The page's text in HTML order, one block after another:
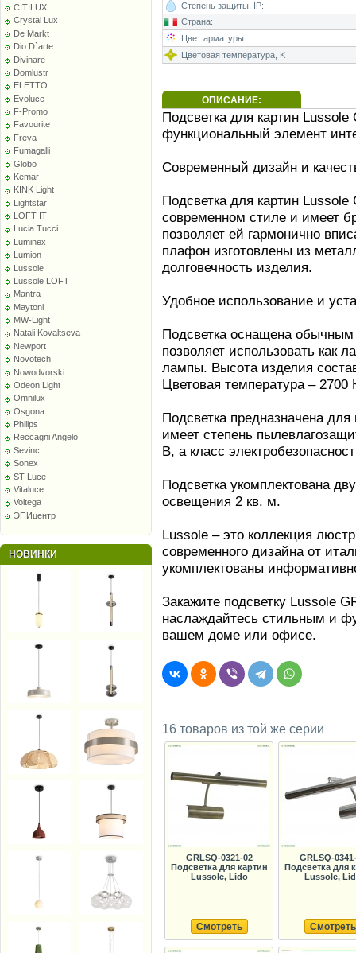
CITILUX
Crystal Lux
De Markt
Dio D`arte
Divinare
Domlustr
ELETTO
Evoluce
F-Promo
Favourite
Freya
Fumagalli
Globo
Kemar
KINK Light
Lightstar
LOFT IT
Lucia Tucci
Luminex
Lumion
Lussole
Lussole LOFT
Mantra
Maytoni
MW-Light
Natali Kovaltseva
Newport
Novotech
Nowodvorski
Odeon Light
Omnilux
Osgona
Philips
Reccagni Angelo
Sevinc
Sonex
ST Luce
Vitaluce
Voltega
ЭПИцентр
НОВИНКИ
Степень защиты, IP:
Страна:
Цвет арматуры:
Цветовая температура, K
ОПИСАНИЕ:
Подсветка для картин
функциональный элемент
Современный дизайн и
Подсветка для картин
современном стиле и имеет
позволяет ей гармонично
плафон изготовлены из
долговечность изделия.
Удобное использование и
Подсветка оснащена
позволяет использовать как
лампы. Высота изделия
Цветовая температура –
Подсветка предназначена
имеет степень
В, а класс
Подсветка укомплектована
освещения 2 кв. м.
Lussole – это коллекция
современного дизайна от
укомплектованы
Закажите подсветку Lussole
наслаждайтесь стильным и
вашем доме или офисе.
16 товаров из той же серии
GRLSQ-0321-02
Подсветка для картин
Lussole, Lido
Смотреть
GRLSQ-
Подсветка для
Lussole,
Смотреть